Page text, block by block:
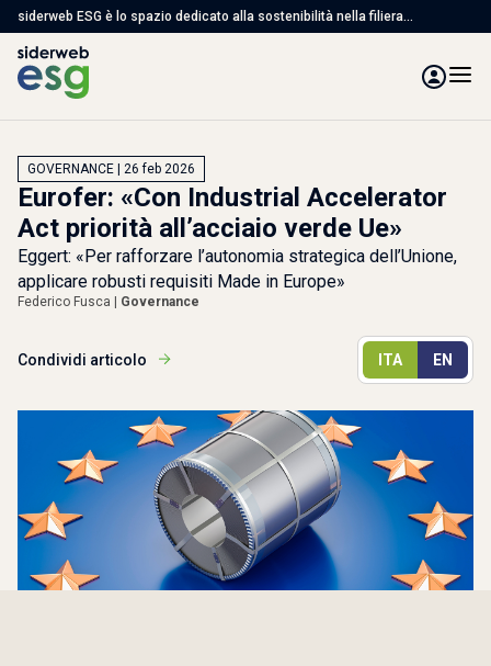
siderweb ESG è lo spazio dedicato alla sostenibilità nella filiera
dell'acciaio, con articoli, studi e servizi per affrontare le sfide ambientali,
sociali e di governance
GOVERNANCE | 26 feb 2026
Eurofer: «Con Industrial Accelerator
Act priorità all’acciaio verde Ue»
Eggert: «Per rafforzare l’autonomia strategica dell’Unione,
applicare robusti requisiti Made in Europe»
Federico Fusca | Governance
Condividi articolo ITA EN